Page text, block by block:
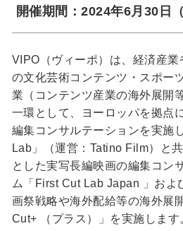
開催期間：2024年6月30日
VIPO（ヴィーポ）は、経済産業
の文化芸術コンテンツ・スポー
業（コンテンツ産業の海外展開
一環として、ヨーロッパを拠点
編集コンサルテーションを実施
Lab」（運営：Tatino Film）と
とした実写長編映画の編集コン
ム「First Cut Lab Japan 」およ
画祭戦略や海外配給等の海外展
Cut+ （プラス）」を実施します